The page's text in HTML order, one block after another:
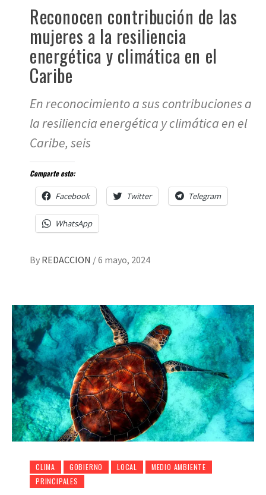
Reconocen contribución de las
mujeres a la resiliencia
energética y climática en el
Caribe
En reconocimiento a sus contribuciones a
la resiliencia energética y climática en el
Caribe, seis
Comparte esto:
Facebook Twitter Telegram
WhatsApp
By REDACCION /6 mayo, 2024
CLIMA GOBIERNO LOCAL
MEDIO AMBIENTE
PRINCIPALES